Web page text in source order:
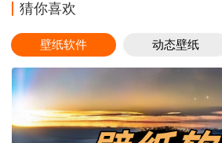
猜你喜欢
壁纸软件 动态壁纸